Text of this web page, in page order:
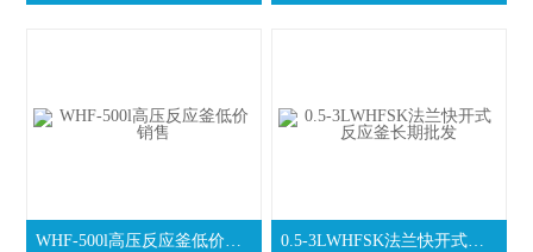
WHF-500l高压反应釜低价销售 0.5-3LWHFSK法兰快开式反应釜长期批发